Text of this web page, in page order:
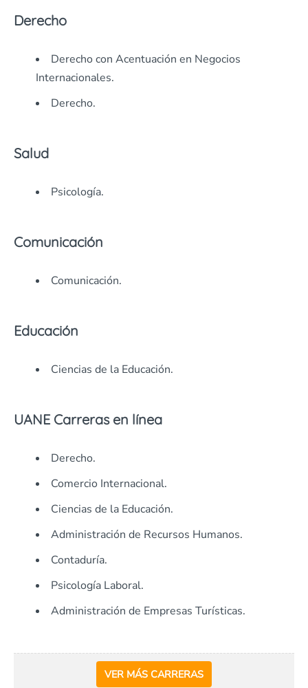
Derecho
Derecho con Acentuación en Negocios
Internacionales.
Derecho.
Salud
Psicología.
Comunicación
Comunicación.
Educación
Ciencias de la Educación.
UANE Carreras en línea
Derecho.
Comercio Internacional.
Ciencias de la Educación.
Administración de Recursos Humanos.
Contaduría.
Psicología Laboral.
Administración de Empresas Turísticas.
VER MÁS CARRERAS